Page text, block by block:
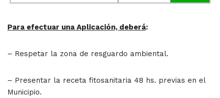
Para efectuar una Aplicación, deberá:
– Respetar la zona de resguardo ambiental.
– Presentar la receta fitosanitaria 48 hs. previas en el
Municipio.